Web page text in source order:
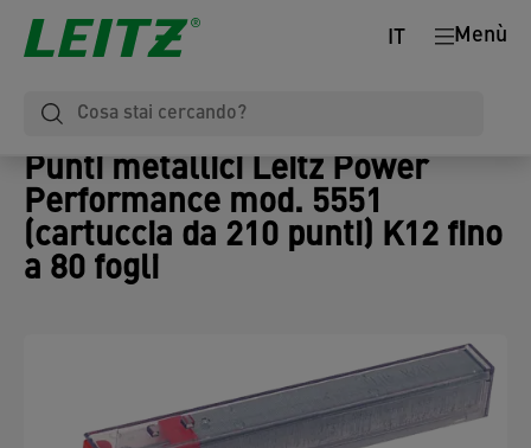
Menù
IT
Punti metallici Leitz Power
Performance mod. 5551
(cartuccia da 210 punti) K12 fino
a 80 fogli